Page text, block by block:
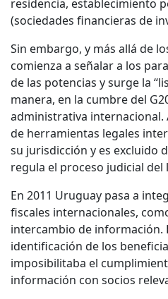
residencia, establecimiento
(sociedades financieras de
Sin embargo, y más allá de
comienza a señalar a los
de las potencias y surge la
manera, en la cumbre del
administrativa internacional.
de herramientas legales
su jurisdicción y es excluido
regula el proceso judicial
En 2011 Uruguay pasa a
fiscales internacionales,
intercambio de información.
identificación de los
imposibilitaba el
información con socios